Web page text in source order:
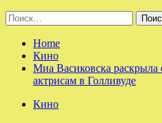
Найти:
Home
Кино
Миа Васиковска
актрисам в Голливуде
Кино